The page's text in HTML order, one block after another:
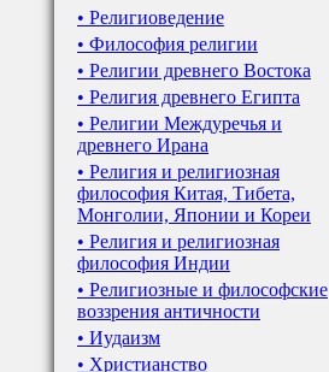
• Религиоведение
• Философия религии
• Религии древнего Востока
• Религия древнего Египта
• Религии Междуречья и
древнего Ирана
• Религия и религиозная
философия Китая, Тибета,
Монголии, Японии и Кореи
• Религия и религиозная
философия Индии
• Религиозные и философские
воззрения античности
• Иудаизм
• Христианство